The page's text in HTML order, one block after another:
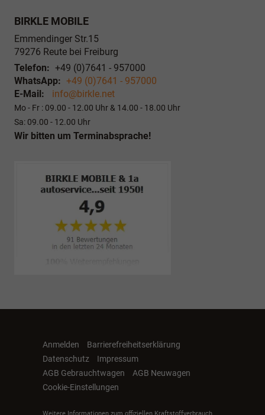
BIRKLE MOBILE
Emmendinger Str.15
79276 Reute bei Freiburg
Telefon: +49 (0)7641 - 957000
WhatsApp: +49 (0)7641 - 957000
E-Mail:
info@birkle.net
Mo - Fr : 09.00 - 12.00 Uhr & 14.00 - 18.00 Uhr
Sa: 09.00 - 12.00 Uhr
Wir bitten um Terminabsprache!
Anmelden
Barrierefreiheitserklärung
Datenschutz
Impressum
AGB Gebrauchtwagen
AGB Neuwagen
Cookie-Einstellungen
Weitere Informationen zum offiziellen Kraftstoffverbrauch